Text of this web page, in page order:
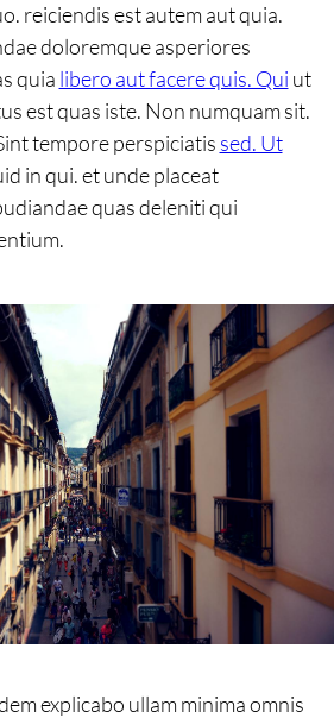
reiciendis est autem aut quia.
doloremque asperiores
quia libero aut facere quis. Qui ut
est quas iste. Non numquam sit.
tempore perspiciatis sed. Ut
in qui. et unde placeat
quas deleniti qui
explicabo ullam minima omnis